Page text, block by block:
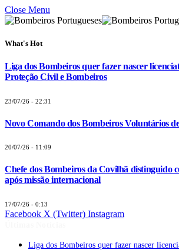
Close Menu
What's Hot
Liga dos Bombeiros quer fazer nascer
Proteção Civil e Bombeiros
23/07/26 - 22:31
Novo Comando dos Bombeiros Voluntários
20/07/26 - 11:09
Chefe dos Bombeiros da Covilhã distinguido
após missão internacional
17/07/26 - 0:13
Facebook X (Twitter) Instagram
Liga dos Bombeiros quer fazer nascer